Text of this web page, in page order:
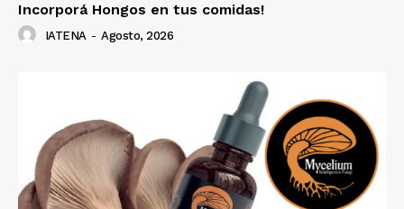
Incorporá Hongos en tus comidas!
IATENA - Agosto, 2026